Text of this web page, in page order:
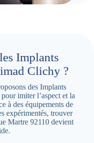
Implants
Clichy ?
des Implants
imiter l’aspect et la
à des équipements de
expérimentés, trouver
Martre 92110 devient